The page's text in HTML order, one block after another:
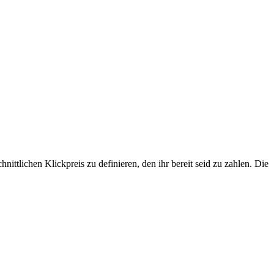
Klickpreis zu definieren, den ihr bereit seid zu zahlen. Die